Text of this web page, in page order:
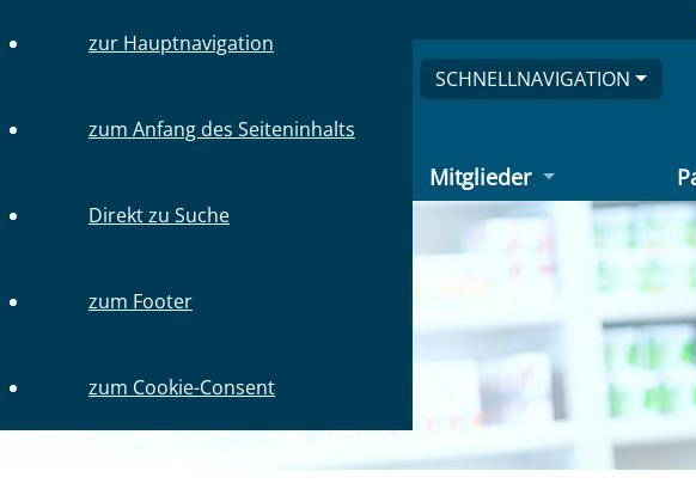
zur Hauptnavigation
zum Anfang des Seiteninhalts
Direkt zu Suche
zum Footer
zum Cookie-Consent
SCHNELLNAVIGATION
Mitglieder